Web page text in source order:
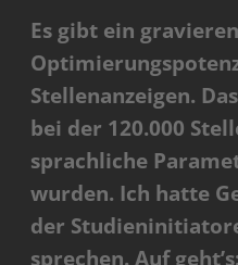
Es gibt ein
Stellenanzeigen.
bei der 120.000
sprachliche
wurden. Ich hatte
der
sprechen. Auf geht’s: